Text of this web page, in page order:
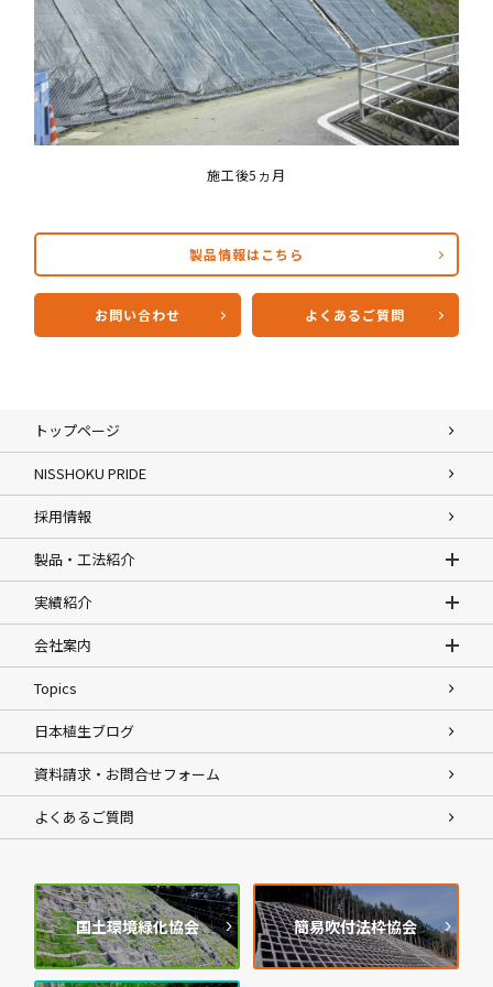
施工後5ヵ月
製品情報はこちら
お問い合わせ よくあるご質問
トップページ
NISSHOKU PRIDE
採用情報
製品・工法紹介
実績紹介
会社案内
Topics
日本植生ブログ
資料請求・お問合せフォーム
よくあるご質問
国土環境緑化協会 簡易吹付法枠協会